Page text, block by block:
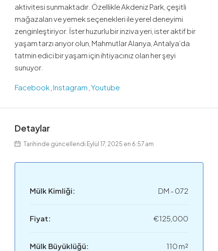
aktivitesi sunmaktadır. Özellikle Akdeniz Park, çeşitli
mağazaları ve yemek seçenekleri ile yerel deneyimi
zenginleştiriyor. İster huzurlu bir inziva yeri, ister aktif bir
yaşam tarzı arıyor olun, Mahmutlar Alanya, Antalya’da
tatmin edici bir yaşam için ihtiyacınız olan her şeyi
sunuyor.
Facebook Instagram Youtube
Detaylar
Tarihinde güncellendi Eylül 17, 2025 en 6:57 am
Mülk Kimliği: DM - 072
Fiyat: €125,000
Mülk Büyüklüğü: 110 m²